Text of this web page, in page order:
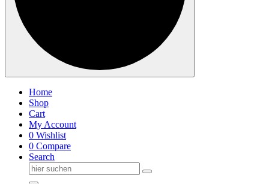
Home
Shop
Cart
My Account
0 Wishlist
0 Compare
Search
Suche
nach: